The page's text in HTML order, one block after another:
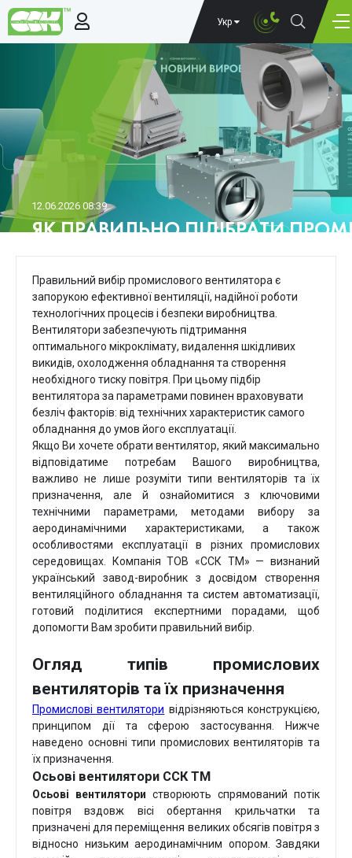
Укр
12.06.2026 08:39
ЯК ПРАВИЛЬНО ПІДІБРАТИ
Правильний вибір промислового вентилятора є
запорукою ефективної вентиляції, надійної роботи
технологічних процесів і безпеки виробництва.
Вентилятори забезпечують підтримання
оптимального мікроклімату, видалення шкідливих
викидів, охолодження обладнання та створення
необхідного тиску повітря. При цьому підбір
вентилятора за параметрами повинен враховувати
безліч факторів: від технічних характеристик самого
обладнання до умов його експлуатації.
Якщо Ви хочете обрати вентилятор, який максимально
відповідатиме потребам Вашого виробництва,
важливо не лише розуміти типи вентиляторів та їх
призначення, але й ознайомитися з ключовими
технічними параметрами, методами вибору за
аеродинамічними характеристиками, а також
особливостями експлуатації в різних промислових
середовищах. Компанія ТОВ «ССК ТМ» — визнаний
український завод-виробник з досвідом створення
вентиляційного обладнання та систем автоматизації,
готовий поділитися експертними порадами, щоб
допомогти Вам зробити правильний вибір.
Огляд типів промислових
вентиляторів та їх призначення
Промислові вентилятори відрізняються конструкцією,
принципом дії та сферою застосування. Нижче
наведено основні типи промислових вентиляторів та
їх призначення.
Осьові вентилятори ССК ТМ
Осьові вентилятори створюють спрямований потік
повітря вздовж вісі обертання крильчатки та
призначені для переміщення великих обсягів повітря з
відносно низьким аеродинамічним опором. Завдяки